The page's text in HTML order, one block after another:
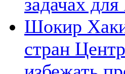
Шокир
стран